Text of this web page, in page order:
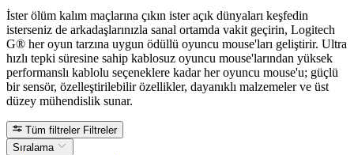
İster ölüm kalım maçlarına çıkın ister açık dünyaları keşfedin
isterseniz de arkadaşlarınızla sanal ortamda vakit geçirin, Logitech
G® her oyun tarzına uygun ödüllü oyuncu mouse'ları geliştirir. Ultra
hızlı tepki süresine sahip kablosuz oyuncu mouse'larından yüksek
performanslı kablolu seçeneklere kadar her oyuncu mouse'u; güçlü
bir sensör, özelleştirilebilir özellikler, dayanıklı malzemeler ve üst
düzey mühendislik sunar.
Tüm filtreler Filtreler
Sıralama